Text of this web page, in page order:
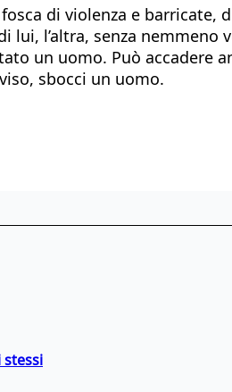
di violenza e
lui, l’altra, senza
un uomo. Può accadere
sbocci un uomo.